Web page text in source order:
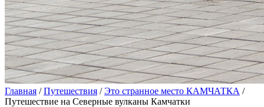
Главная /Путешествия /Это странное место КАМЧАТКА /
Путешествие на Северные вулканы Камчатки